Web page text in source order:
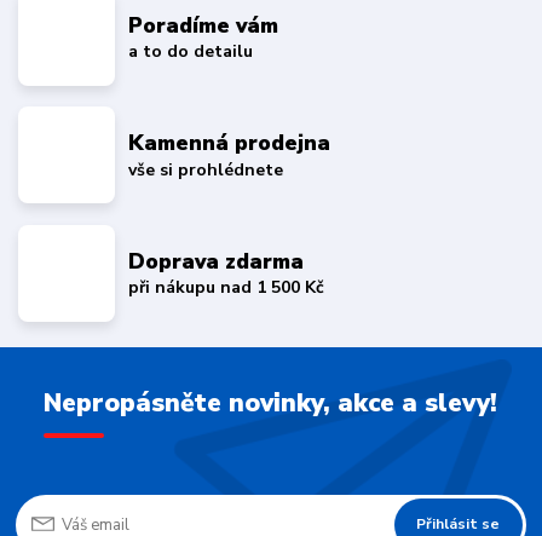
Poradíme vám
a to do detailu
Kamenná prodejna
vše si prohlédnete
Doprava zdarma
při nákupu nad 1 500 Kč
Nepropásněte novinky, akce a slevy!
Přihlásit se